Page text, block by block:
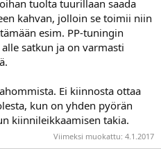
tuolta tuurillaan saada
kahvan, jolloin se toimii niin
esim. PP-tuningin
satkun ja on varmasti
Ei kiinnosta ottaa
kun on yhden pyörän
kiinnileikkaamisen takia.
Viimeksi muokattu: 4.1.2017